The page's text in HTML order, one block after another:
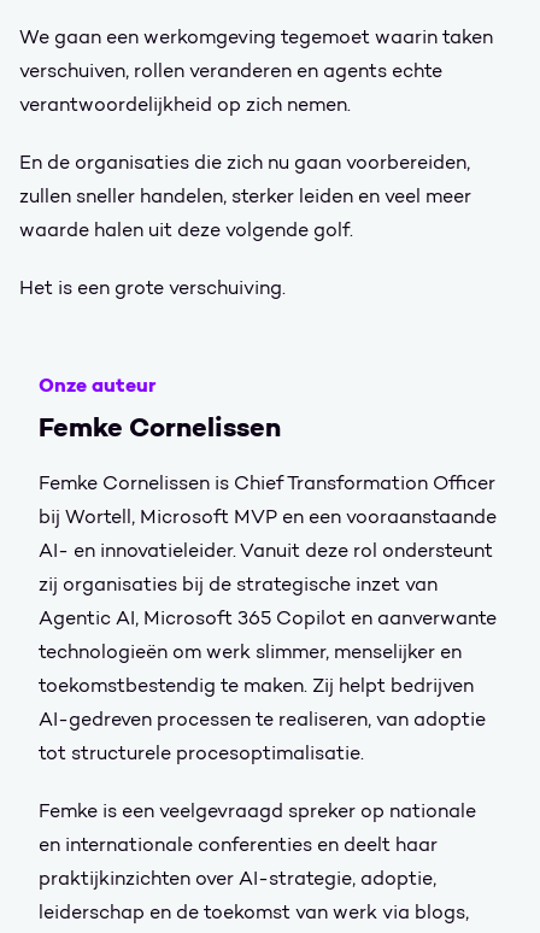
We gaan een werkomgeving tegemoet waarin taken
verschuiven, rollen veranderen en agents echte
verantwoordelijkheid op zich nemen.
En de organisaties die zich nu gaan voorbereiden,
zullen sneller handelen, sterker leiden en veel meer
waarde halen uit deze volgende golf.
Het is een grote verschuiving.
Onze auteur
Femke Cornelissen
Femke Cornelissen is Chief Transformation Officer
bij Wortell, Microsoft MVP en een vooraanstaande
AI- en innovatieleider. Vanuit deze rol ondersteunt
zij organisaties bij de strategische inzet van
Agentic AI, Microsoft 365 Copilot en aanverwante
technologieën om werk slimmer, menselijker en
toekomstbestendig te maken. Zij helpt bedrijven
AI-gedreven processen te realiseren, van adoptie
tot structurele procesoptimalisatie.
Femke is een veelgevraagd spreker op nationale
en internationale conferenties en deelt haar
praktijkinzichten over AI-strategie, adoptie,
leiderschap en de toekomst van werk via blogs,